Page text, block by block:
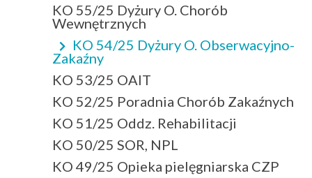
KO 55/25 Dyżury O. Chorób
Wewnętrznych
KO 54/25 Dyżury O. Obserwacyjno-
Zakaźny
KO 53/25 OAIT
KO 52/25 Poradnia Chorób Zakaźnych
KO 51/25 Oddz. Rehabilitacji
KO 50/25 SOR, NPL
KO 49/25 Opieka pielęgniarska CZP